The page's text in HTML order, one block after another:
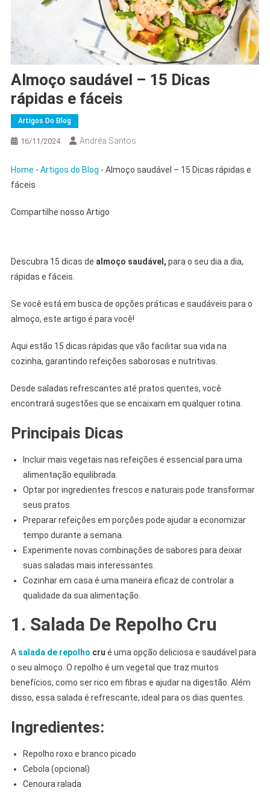
Almoço saudável – 15 Dicas
rápidas e fáceis
Artigos Do Blog
16/11/2024 Andréa Santos
Home - Artigos do Blog - Almoço saudável – 15 Dicas rápidas e
fáceis
Compartilhe nosso Artigo
Descubra 15 dicas de almoço saudável, para o seu dia a dia,
rápidas e fáceis.
Se você está em busca de opções práticas e saudáveis para o
almoço, este artigo é para você!
Aqui estão 15 dicas rápidas que vão facilitar sua vida na
cozinha, garantindo refeições saborosas e nutritivas.
Desde saladas refrescantes até pratos quentes, você
encontrará sugestões que se encaixam em qualquer rotina.
Principais Dicas
Incluir mais vegetais nas refeições é essencial para uma
alimentação equilibrada.
Optar por ingredientes frescos e naturais pode transformar
seus pratos.
Preparar refeições em porções pode ajudar a economizar
tempo durante a semana.
Experimente novas combinações de sabores para deixar
suas saladas mais interessantes.
Cozinhar em casa é uma maneira eficaz de controlar a
qualidade da sua alimentação.
1. Salada De Repolho Cru
A salada de repolho cru é uma opção deliciosa e saudável para
o seu almoço. O repolho é um vegetal que traz muitos
benefícios, como ser rico em fibras e ajudar na digestão. Além
disso, essa salada é refrescante, ideal para os dias quentes.
Ingredientes:
Repolho roxo e branco picado
Cebola (opcional)
Cenoura ralada